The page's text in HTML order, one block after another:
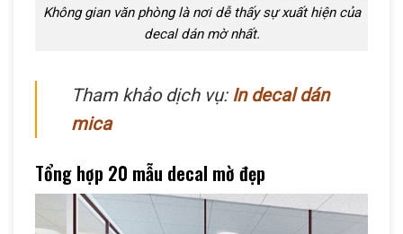
Không gian văn phòng là nơi dễ thấy sự xuất hiện của
decal dán mờ nhất.
Tham khảo dịch vụ: In decal dán
mica
Tổng hợp 20 mẫu decal mờ đẹp